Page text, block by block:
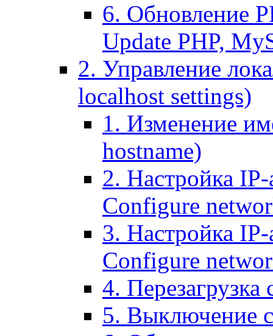
6. Обновление
Update PHP,
2. Управление
localhost settings)
1. Изменение
hostname)
2. Настройка IP-
Configure
3. Настройка
Configure
4. Перезагрузка
5. Выключение